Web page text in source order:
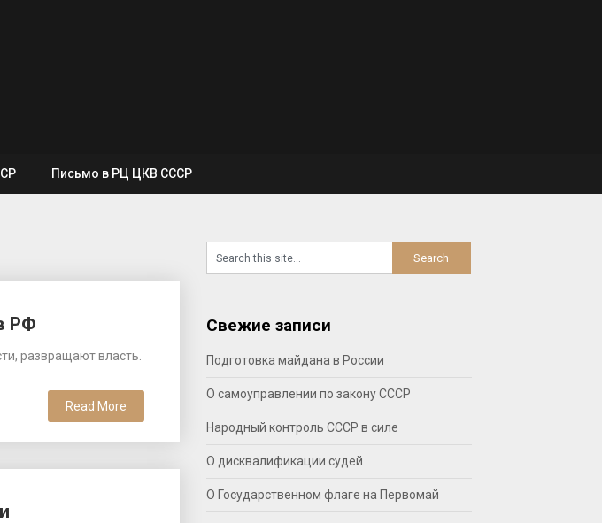
Письмо в РЦ ЦКВ СССР
РФ
развращают власть.
Read More
Свежие записи
Подготовка майдана в России
О самоуправлении по закону СССР
Народный контроль СССР в силе
О дисквалификации судей
О Государственном флаге на Первомай